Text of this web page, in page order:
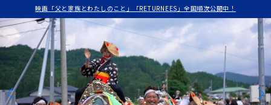
映画「父と家族とわたしのこと」「RETURNEES」全国順次公開中！